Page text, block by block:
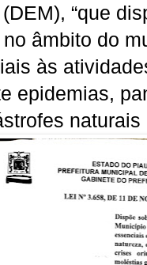
“que
âmbito do
às
epidemias,